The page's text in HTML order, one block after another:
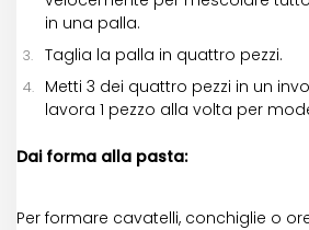
in una palla.
Taglia la palla in quattro pezzi.
Metti 3 dei quattro pezzi in un
lavora 1 pezzo alla volta per
Dai forma alla pasta:
Per formare cavatelli, conchiglie o